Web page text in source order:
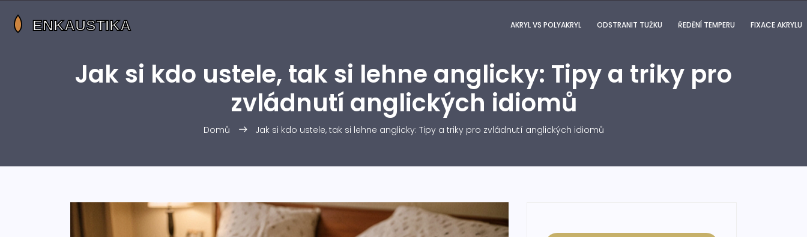
AKRYL VS POLYAKRYL ODSTRANIT TUŽKU ŘEDĚNÍ TEMPERU FIXACE AKRYLU
Jak si kdo ustele, tak si lehne anglicky: Tipy a triky pro
zvládnutí anglických idiomů
Domů Jak si kdo ustele, tak si lehne anglicky: Tipy a triky pro zvládnutí anglických idiomů